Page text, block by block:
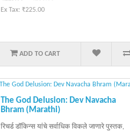
Ex Tax: ₹225.00
ADD TO CART
The God Delusion: Dev Navacha
Bhram (Marathi)
रिचर्ड डॉकिन्स यांचे सर्वाधिक विकले जाणारे पुस्तक,